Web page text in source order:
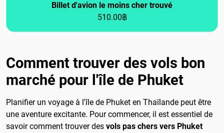
Billet d'avion le moins cher trouvé
510.00฿
Comment trouver des vols bon
marché pour l'île de Phuket
Planifier un voyage à l'île de Phuket en Thaïlande peut être
une aventure excitante. Pour commencer, il est essentiel de
savoir comment trouver des vols pas chers vers Phuket